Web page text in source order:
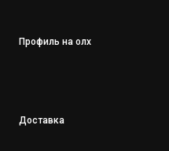
Профиль на олх
Доставка